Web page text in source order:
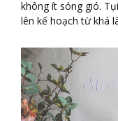
không ít sóng gió.
lên kế hoạch từ khá